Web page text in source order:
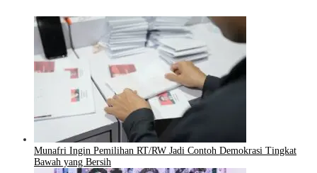
Munafri Ingin Pemilihan RT/RW Jadi Contoh Demokrasi Tingkat
Bawah yang Bersih